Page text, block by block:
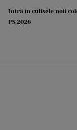
Intră în culisele noii
PS 2026